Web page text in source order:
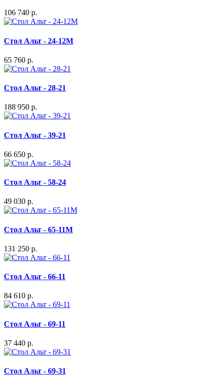
106 740 р.
Стол Альт - 24-12М
65 760 р.
Стол Альт - 28-21
188 950 р.
Стол Альт - 39-21
66 650 р.
Стол Альт - 58-24
49 030 р.
Стол Альт - 65-11M
131 250 р.
Стол Альт - 66-11
84 610 р.
Стол Альт - 69-11
37 440 р.
Стол Альт - 69-31